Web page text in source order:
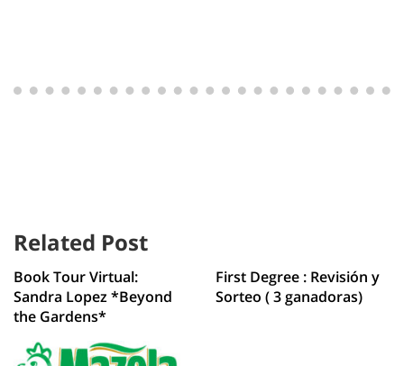
Related Post
Book Tour Virtual:
Sandra Lopez *Beyond
the Gardens*
First Degree : Revisión y
Sorteo ( 3 ganadoras)